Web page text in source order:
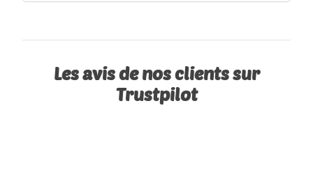
Les avis de nos clients sur
Trustpilot